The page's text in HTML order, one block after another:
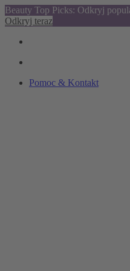
Beauty Top Picks: Odkryj
Odkryj teraz
Pomoc & Kontakt